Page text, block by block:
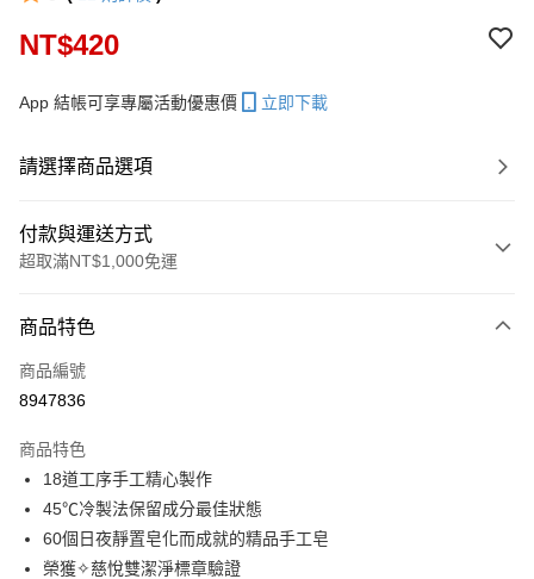
NT$420
App 結帳可享專屬活動優惠價 立即下載
請選擇商品選項
付款與運送方式
超取滿NT$1,000免運
信用卡一次付款
LINE Pay
街口支付
悠遊付
全盈+PAY
商品特色
商品編號
8947836
商品特色
18道工序手工精心製作
45℃冷製法保留成分最佳狀態
60個日夜靜置皂化而成就的精品手工皂
榮獲✧慈悅雙潔淨標章驗證